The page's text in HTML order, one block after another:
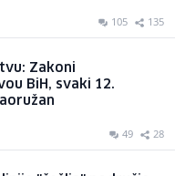
105 135
Zakoni
BiH, svaki 12.
49 28